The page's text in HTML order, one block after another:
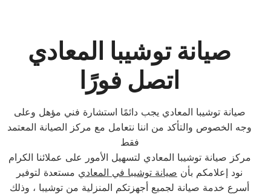
صيانة توشيبا المعادي
اتصل فورًا
صيانة توشيبا المعادي يجب دائمًا استشارة فني مؤهل وعلى
وجه الخصوص والتأكد من اننا نتعامل مع مركز الصيانة المعتمد
فقط
مركز صيانة توشيبا المعادي لتسهيل الأمور على عملائنا الكرام
نود إعلامكم بأن صيانة توشيبا في المعادي مستعدة لتوفير
أسرع خدمة صيانة لجميع أجهزتكم المنزلية من توشيبا ، وذلك